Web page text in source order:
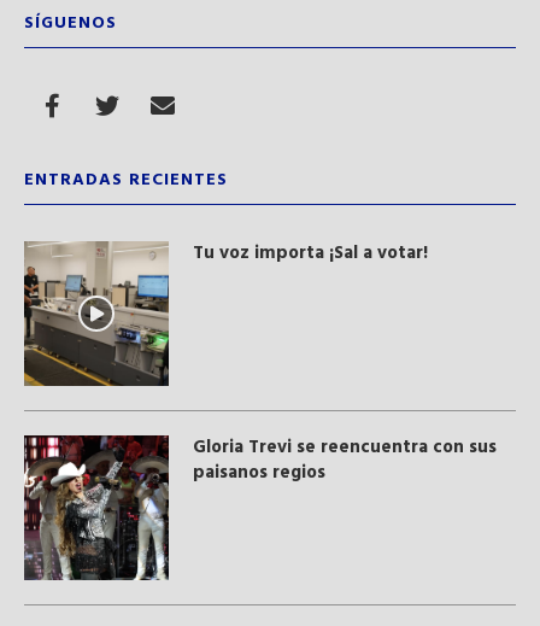
SÍGUENOS
ENTRADAS RECIENTES
Tu voz importa ¡Sal a votar!
Gloria Trevi se reencuentra con sus
paisanos regios